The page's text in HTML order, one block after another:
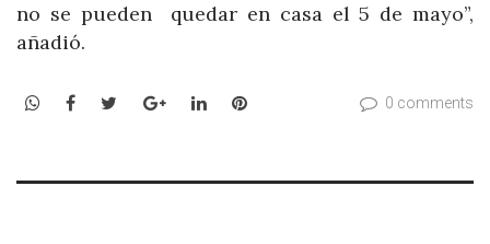
no se pueden quedar en casa el 5 de mayo”,
añadió.
WhatsApp
Facebook
TwitterGoogle+LinkedInPinterest 0 comments